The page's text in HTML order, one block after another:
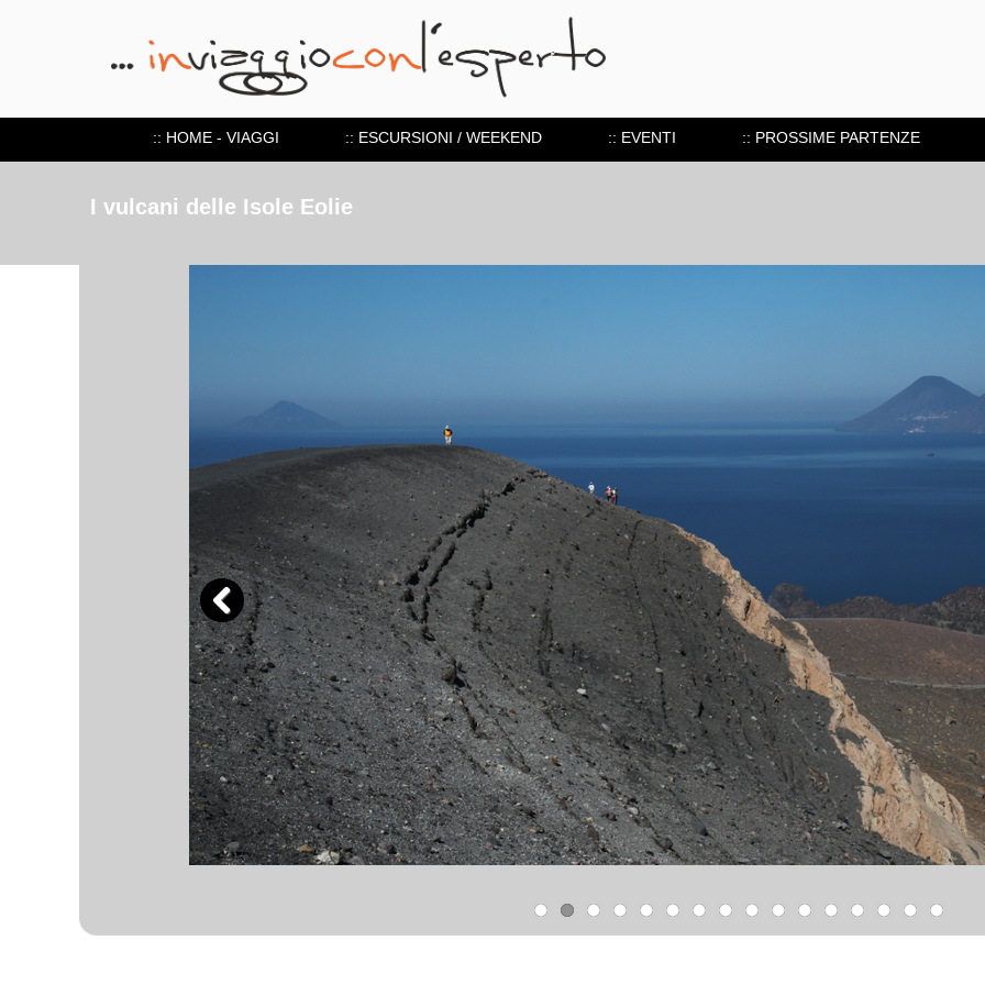
:: HOME - VIAGGI :: ESCURSIONI / WEEKEND :: EVENTI :: PROSSIME PARTENZE
I vulcani delle Isole Eolie
Previous